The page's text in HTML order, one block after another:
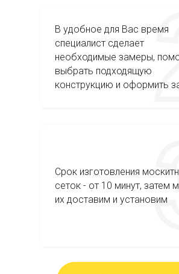
В удобное для Вас время
специалист сделает
необходимые замеры,
выбрать подходящую
конструкцию и оформить
Срок изготовления
сеток - от 10 минут, затем
их доставим и установим